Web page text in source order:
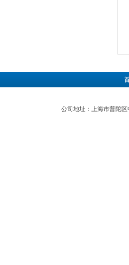
公司地址：上海市普陀